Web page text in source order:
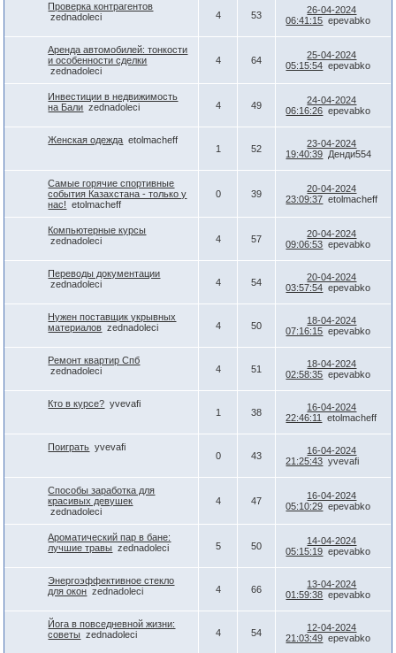
Проверка контрагентов
zednadoleci
4 53
26-04-2024
06:41:15 epevabko
Аренда автомобилей: тонкости
и особенности сделки
zednadoleci
4 64
25-04-2024
05:15:54 epevabko
Инвестиции в недвижимость
на Бали zednadoleci 4 49
24-04-2024
06:16:26 epevabko
Женская одежда etolmacheff
1
52
23-04-2024
19:40:39 Денди554
Самые горячие спортивные
события Казахстана - только у
нас!
etolmacheff
0 39
20-04-2024
23:09:37 etolmacheff
Компьютерные курсы
zednadoleci
4 57
20-04-2024
09:06:53 epevabko
Переводы документации
zednadoleci
4 54
20-04-2024
03:57:54 epevabko
Нужен поставщик укрывных
материалов zednadoleci 4 50
18-04-2024
07:16:15 epevabko
Ремонт квартир Спб
zednadoleci
4 51
18-04-2024
02:58:35 epevabko
Кто в курсе? yvevafi
1
38
16-04-2024
22:46:11 etolmacheff
Поиграть yvevafi
0
43
16-04-2024
21:25:43 yvevafi
Способы заработка для
красивых девушек
zednadoleci
4 47
16-04-2024
05:10:29 epevabko
Ароматический пар в бане:
лучшие травы zednadoleci 5 50
14-04-2024
05:15:19 epevabko
Энергоэффективное стекло
для окон zednadoleci 4 66
13-04-2024
01:59:38 epevabko
Йога в повседневной жизни:
советы zednadoleci 4 54
12-04-2024
21:03:49 epevabko